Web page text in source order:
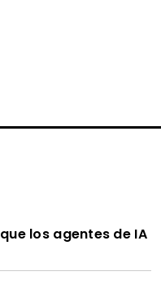
los agentes de IA